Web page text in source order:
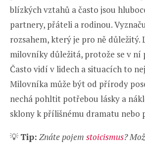
blízkých vztahů a často jsou
partnery, přáteli a rodinou.
rozsahem, který je pro ně důležitý.
milovníky důležitá, protože se v ní
Často vidí v lidech a situacích to
Milovníka může být od přírody
nechá pohltit potřebou lásky a
sklony k přílišnému dramatu nebo
💡 Tip: Znáte pojem stoicismus?